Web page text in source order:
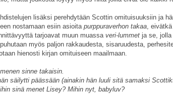
lisäksi perehdytään Scottin omituisuuksiin ja
nostamaan esiin asioita purppuraverhon takaa,
tarjoavat muun muassaveri-lummet ja se, jolla
myös paljon rakkaudesta, sisaruudesta,
hienosti kirjan omituiseen maailmaan.
sinne takaisin.
säilytti päässään (ainakin hän luuli sitä samaksi
sinä menet Lisey? Mihin nyt, babyluv?